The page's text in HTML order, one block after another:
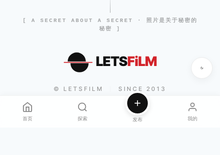
[ A SECRET ABOUT A SECRET · 照片是关于秘密的
秘密 ]
LETSFiLM
© LETSFILM SINCE 2013
首页 探索 发布 我的